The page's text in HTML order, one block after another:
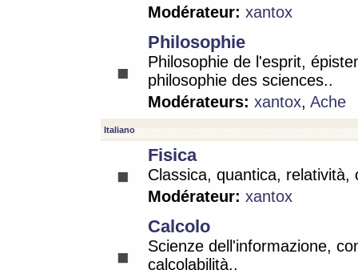
Modérateur: xantox
Philosophie
Philosophie de l'esprit,
philosophie des sciences..
Modérateurs: xantox, Ache
Italiano
Fisica
Classica, quantica, relatività,
Modérateur: xantox
Calcolo
Scienze dell'informazione,
calcolabilità..